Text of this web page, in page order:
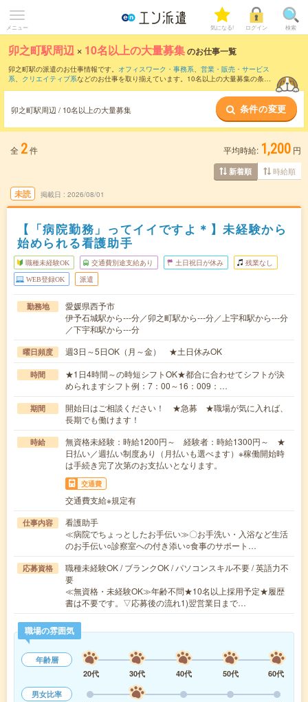
メニュー 気になる! ログイン 検索
卯之町駅周辺 × 10名以上の大量募集のお仕事一覧
卯之町駅の派遣のお仕事情報です。 オフィスワーク・事務系、 営業・販売・サービス
系、 クリエイティブ系などのお仕事を取り揃えています。10名以上の大量募集の条件
卯之町駅周辺 / 10名以上の大量募集 条件の変更
全 2件 平均時給: 1,200 円
新着順 時給順
未読 掲載日 2026/08/01
【「病院勤務」ってイイですよ＊】未経験から
始められる看護助手
職種未経験OK 交通費別途支給あり 土日祝日が休み 残業なし
WEB登録OK 派遣
勤務地
愛媛県西予市
伊予石城駅から---分／卯之町駅から---分／上宇和駅から---分
／下宇和駅から---分
曜日頻度 週3日～5日OK（月～金） ★土日休みOK
時間
★1日4時間～の時短シフトOK★都合に合わせてシフトが決
められますシフト例：7：00～16：009：…
期間
開始日はご相談ください！ ★急募 ★職場が気に入れば、
長期でも働けます！
時給
無資格未経験：時給1200円～ 経験者：時給1300円～ ★
日払い／週払い制度あり（月払いも選べます）※稼働開始時
は手続き完了次第のお支払いとなります。
交通費
交通費支給※規定有
仕事内容
看護助手
≪病院でちょっとしたお手伝い≫〇お手洗い・入浴など生活
のお手伝い○診察室への付き添い○食事のサポート…
応募資格
職種未経験OK / ブランクOK / パソコンスキル不要 / 英語力不
要
≪無資格・未経験OK≫年齢不問★10名以上採用予定★履歴
書は不要です。▽応募後の流れ1)翌営業日まで…
職場の雰囲気
年齢層
20代
30代 40代 50代
60代
男女比率